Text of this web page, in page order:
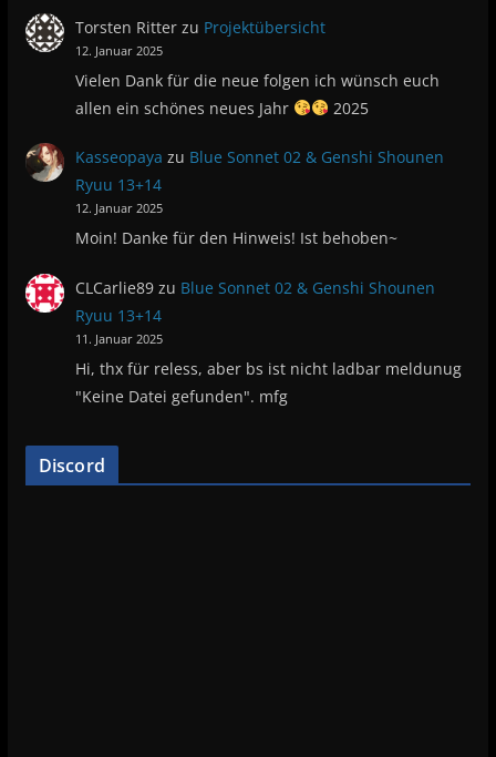
Torsten Ritter zu Projektübersicht
12. Januar 2025
Vielen Dank für die neue folgen ich wünsch euch
allen ein schönes neues Jahr
2025
Kasseopaya zu Blue Sonnet 02 & Genshi Shounen
Ryuu 13+14
12. Januar 2025
Moin! Danke für den Hinweis! Ist behoben~
CLCarlie89 zu Blue Sonnet 02 & Genshi Shounen
Ryuu 13+14
11. Januar 2025
Hi, thx für reless, aber bs ist nicht ladbar meldunug
"Keine Datei gefunden". mfg
Discord